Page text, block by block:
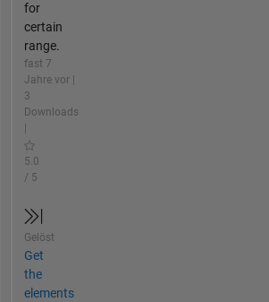
for
certain
range.
fast 7
Jahre vor |
3
Downloads
5.0
/ 5
Gelöst
Get
the
elements